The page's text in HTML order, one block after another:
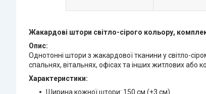
Жакардові штори світло-сірого кольору,
Опис:
Однотонні штори з жакардової тканини у світло-
спальнях, вітальнях, офісах та інших житлових або
Характеристики:
Ширина кожної штори: 150 см (±3 см)